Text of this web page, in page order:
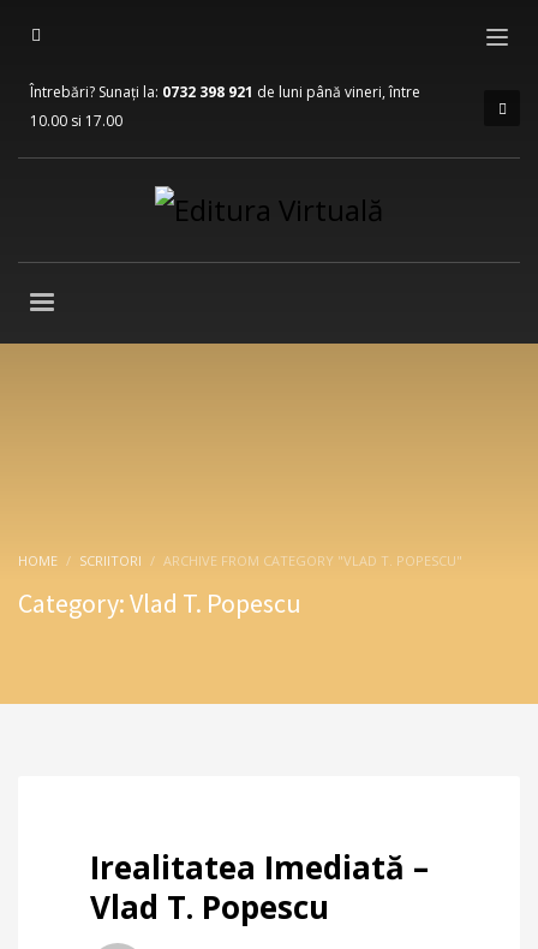
Întrebări? Sunați la: 0732 398 921 de luni până vineri, între
10.00 si 17.00
HOME SCRIITORI ARCHIVE FROM CATEGORY "VLAD T. POPESCU"
Category: Vlad T. Popescu
Irealitatea Imediată –
Vlad T. Popescu